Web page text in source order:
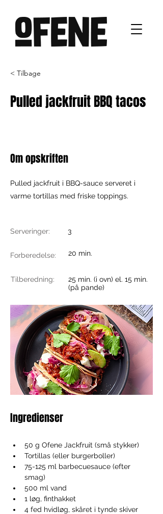
< Tilbage
Pulled jackfruit BBQ tacos
Om opskriften
Pulled jackfruit i BBQ-sauce serveret i
varme tortillas med friske toppings.
Serveringer: 3
Forberedelse: 20 min.
Tilberedning:
25 min. (i ovn) el. 15 min.
(på pande)
Ingredienser
50 g Ofene Jackfruit (små stykker)
Tortillas (eller burgerboller)
75-125 ml barbecuesauce (efter
smag)
500 ml vand
1 løg, finthakket
4 fed hvidløg, skåret i tynde skiver